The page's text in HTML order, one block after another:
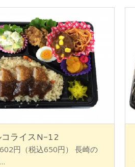
コライスN-12
円（税込650円） 長崎の